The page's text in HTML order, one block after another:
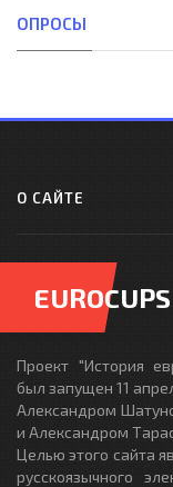
ОПРОСЫ
О САЙТЕ
EUROCUPS
Проект "История
был запущен 11
Александром
и Александром
Целью этого сайта
русскоязычного